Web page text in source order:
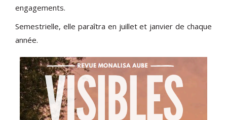
engagements.
Semestrielle, elle paraîtra en juillet et janvier de chaque
année.